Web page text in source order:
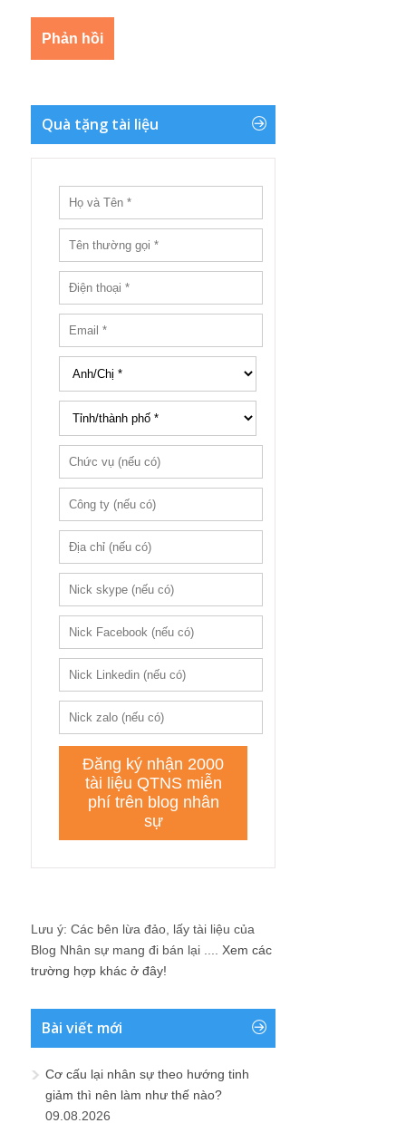
Quà tặng tài liệu
Lưu ý: Các bên lừa đảo, lấy tài liệu của
Blog Nhân sự mang đi bán lại .... Xem các
trường hợp khác ở đây!
Bài viết mới
Cơ cấu lại nhân sự theo hướng tinh
giảm thì nên làm như thế nào?
09.08.2026